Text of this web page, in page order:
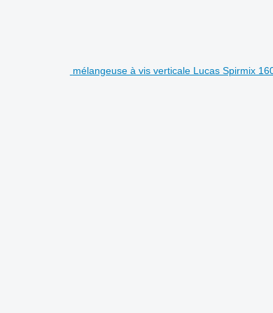
mélangeuse à vis verticale Lucas Spirmix